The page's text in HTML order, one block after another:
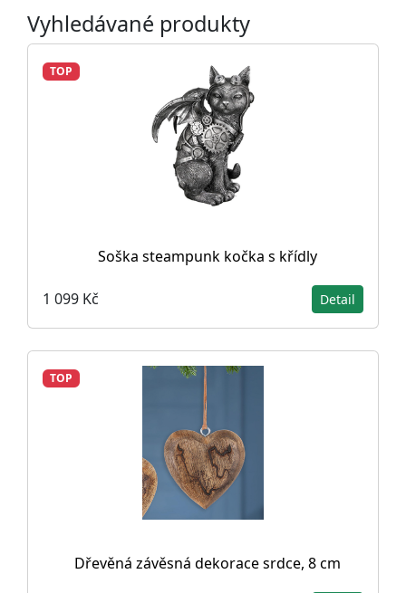
Vyhledávané produkty
TOP
Soška steampunk kočka s křídly
1 099 Kč Detail
TOP
Dřevěná závěsná dekorace srdce, 8 cm